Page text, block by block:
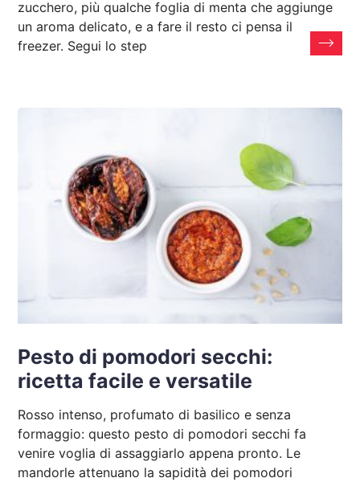
zucchero, più qualche foglia di menta che aggiunge
un aroma delicato, e a fare il resto ci pensa il
freezer. Segui lo step
Pesto di pomodori secchi:
ricetta facile e versatile
Rosso intenso, profumato di basilico e senza
formaggio: questo pesto di pomodori secchi fa
venire voglia di assaggiarlo appena pronto. Le
mandorle attenuano la sapidità dei pomodori